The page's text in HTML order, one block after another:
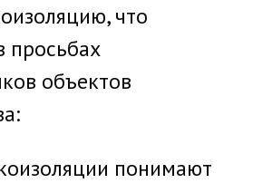
что
просьбах
объектов
понимают